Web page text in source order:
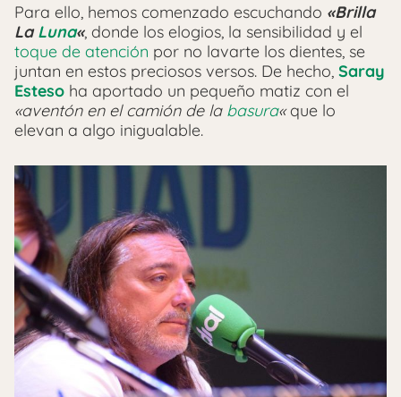
Para ello, hemos comenzado escuchando «Brilla
LaLuna«, donde los elogios, la sensibilidad y el
toque de atención por no lavarte los dientes, se
juntan en estos preciosos versos. De hecho, Saray
Esteso ha aportado un pequeño matiz con el
«aventón en el camión de la basura«que lo
elevan a algo inigualable.